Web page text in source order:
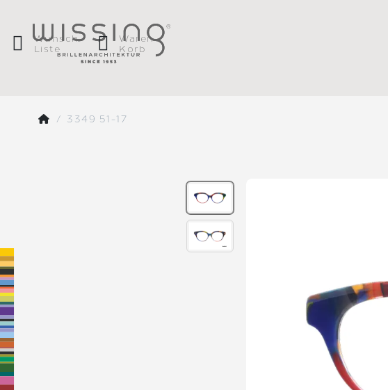
Wunsch
Liste
Waren
Korb
3349 51-17